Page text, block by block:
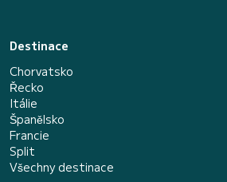
Destinace
Chorvatsko
Řecko
Itálie
Španělsko
Francie
Split
Všechny destinace